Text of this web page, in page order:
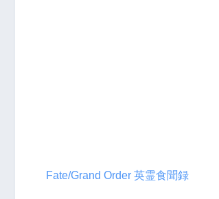
Fate/Grand Order 英霊食聞録